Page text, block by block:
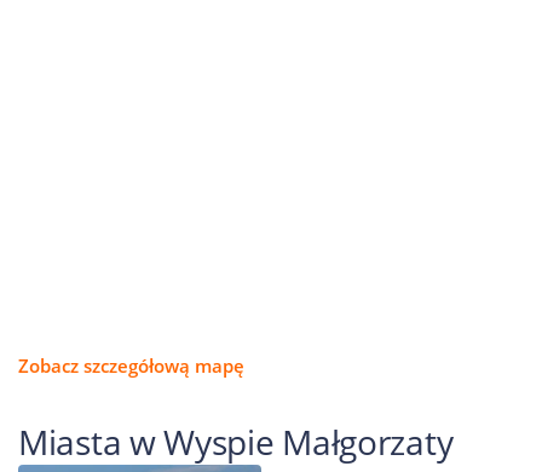
Zobacz szczegółową mapę
Miasta w Wyspie Małgorzaty